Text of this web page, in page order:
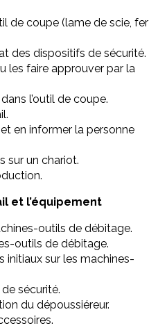
de coupe (lame de scie, fer
des dispositifs de sécurité.
les faire approuver par la
l’outil de coupe.
en informer la personne
sur un chariot.
et l’équipement
outils de débitage.
outils de débitage.
initiaux sur les machines-
sécurité.
du dépoussiéreur.